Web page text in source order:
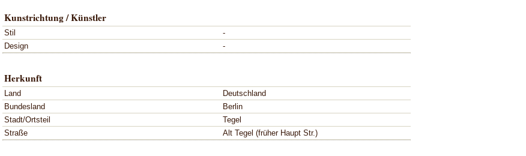
Kunstrichtung / Künstler
Stil
-
Design
-
Herkunft
Land
Deutschland
Bundesland
Berlin
Stadt/Ortsteil
Tegel
Straße
Alt Tegel (früher Haupt Str.)